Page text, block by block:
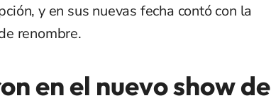
y en sus nuevas fecha contó con la
renombre.
en el nuevo show de